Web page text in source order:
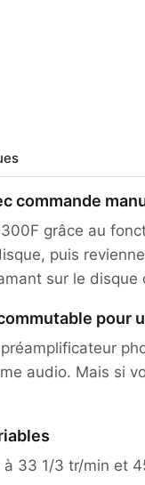
commande
grâce au
puis
sur le
pour
audio. Mais si
33 1/3 tr/min et